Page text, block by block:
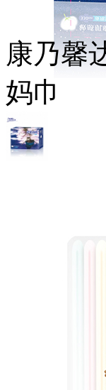
康乃馨
妈巾